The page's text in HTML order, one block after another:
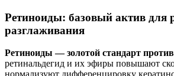
Ретиноиды: базовый актив для
разглаживания
Ретиноиды — золотой стандарт
ретинальдегид и их эфиры повышают